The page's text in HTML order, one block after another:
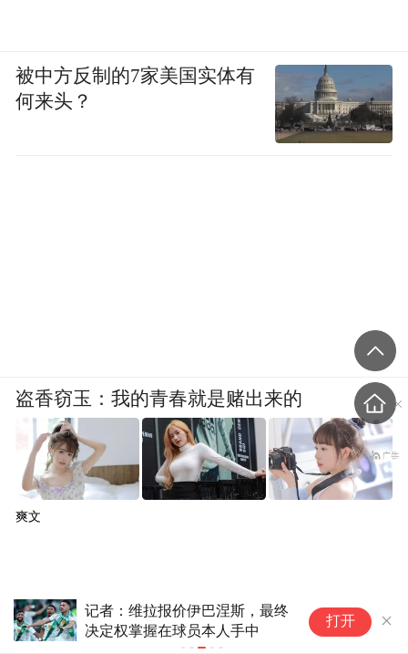
斯基拉：卢卡库已和费内巴切谈
妥一份2+1合同
打开
被中方反制的7家美国实体有
何来头？
盗香窃玉：我的青春就是赌出来的
爽文